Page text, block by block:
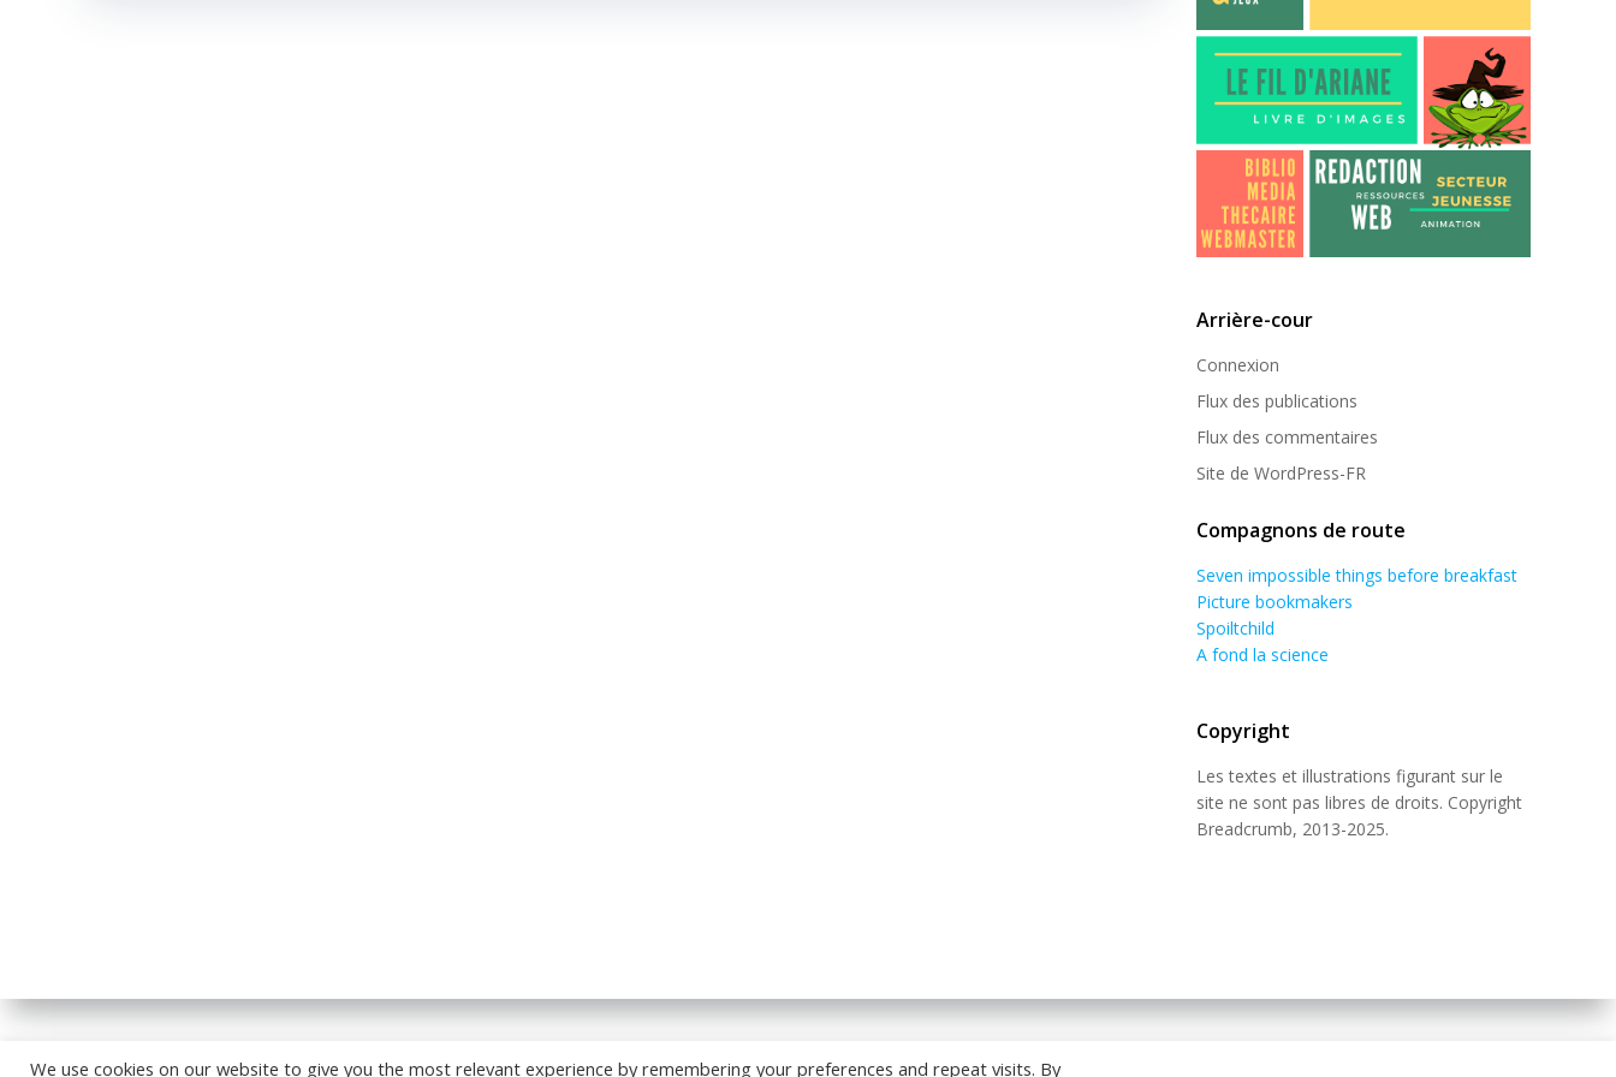
Arrière-cour
Connexion
Flux des publications
Flux des commentaires
Site de WordPress-FR
Compagnons de route
Seven impossible things before breakfast
Picture bookmakers
Spoiltchild
A fond la science
Copyright
Les textes et illustrations figurant sur le
site ne sont pas libres de droits. Copyright
Breadcrumb, 2013-2025.
© 2026 BREADCRUMB.FR. Construit avec WordPress etColibriWP Theme
We use cookies on our website to give you the most relevant experience by remembering your preferences and repeat visits. By